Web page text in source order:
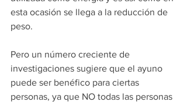
esta ocasión se llega a la reducción de
peso.
Pero un número creciente de
investigaciones sugiere que el ayuno
puede ser benéfico para ciertas
personas, ya que NO todas las personas